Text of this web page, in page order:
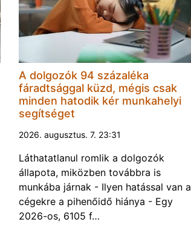
A dolgozók 94 százaléka
fáradtsággal küzd, mégis csak
minden hatodik kér munkahelyi
segítséget
2026. augusztus. 7. 23:31
Láthatatlanul romlik a dolgozók
állapota, miközben továbbra is
munkába járnak - Ilyen hatással van a
cégekre a pihenőidő hiánya - Egy
2026-os, 6105 f…